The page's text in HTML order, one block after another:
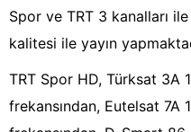
Spor ve TRT 3 kanalları
kalitesi ile yayın
TRT Spor HD, Türksat 3A
frekansından, Eutelsat